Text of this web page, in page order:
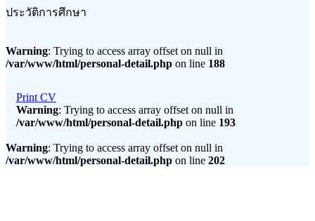
ประวัติการศึกษา
Warning: Trying to access array offset on null in
/var/www/html/personal-detail.php on line 188
Print CV
Warning: Trying to access array offset on null in
/var/www/html/personal-detail.php on line 193
Warning: Trying to access array offset on null in
/var/www/html/personal-detail.php on line 202